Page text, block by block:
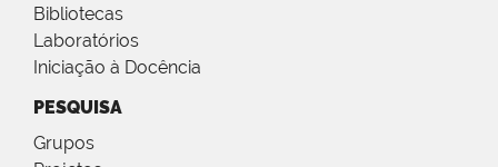
Bibliotecas
Laboratórios
Iniciação à Docência
PESQUISA
Grupos